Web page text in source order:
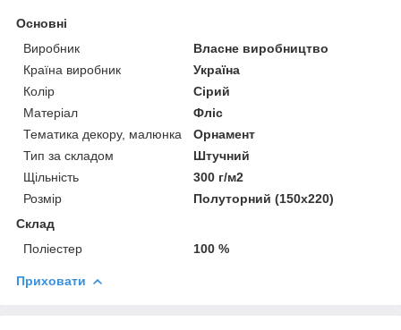
Основні
Виробник
Власне виробництво
Країна виробник
Україна
Колір
Сірий
Матеріал
Фліс
Тематика декору, малюнка
Орнамент
Тип за складом
Штучний
Щільність
300 г/м2
Розмір
Полуторний (150х220)
Склад
Поліестер
100 %
Приховати